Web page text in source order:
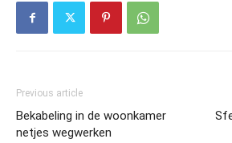
Previous article
Bekabeling in de woonkamer
netjes wegwerken